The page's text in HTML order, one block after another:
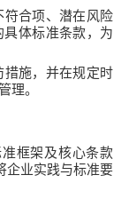
符合项、潜在风险
体标准条款，为
措施，并在规定时
理。
准框架及核心条款
企业实践与标准要